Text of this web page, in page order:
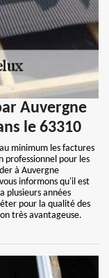
Auvergne
le 63310
minimum les factures
professionnel pour les
à Auvergne
informons qu'il est
plusieurs années
pour la qualité des
très avantageuse.